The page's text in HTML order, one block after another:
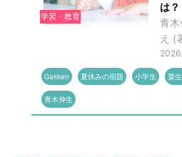
学習・教育
は？
青
え (
Gakken 夏休みの宿題 小学生 粟
青木伸生